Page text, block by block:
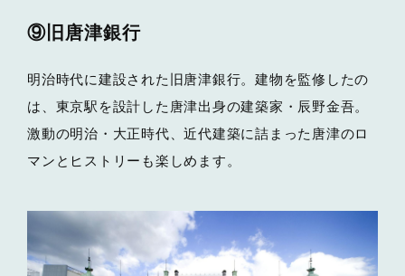
⑨旧唐津銀行
明治時代に建設された旧唐津銀行。建物を監修したの
は、東京駅を設計した唐津出身の建築家・辰野金吾。
激動の明治・大正時代、近代建築に詰まった唐津のロ
マンとヒストリーも楽しめます。